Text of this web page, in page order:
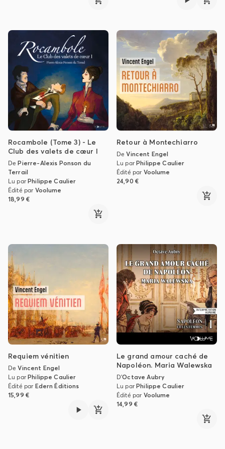
Rocambole (Tome 3) - Le
Club des valets de cœur I
DePierre-Alexis Ponson du
Terrail
Lu parPhilippe Caulier
Édité par Voolume
18,99 €
Retour à Montechiarro
DeVincent Engel
Lu parPhilippe Caulier
Édité par Voolume
24,90 €
Requiem vénitien
DeVincent Engel
Lu parPhilippe Caulier
Édité par Edern Éditions
15,99 €
Le grand amour caché de
Napoléon. Maria Walewska
D'Octave Aubry
Lu parPhilippe Caulier
Édité par Voolume
14,99 €